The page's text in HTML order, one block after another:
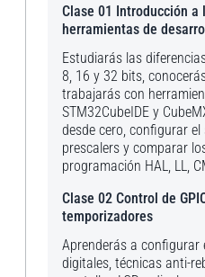
Clase 01 Introducción a
herramientas de
Estudiarás las
8, 16 y 32 bits,
trabajarás con
STM32CubeIDE y
desde cero, configurar el
prescalers y comparar
programación HAL, LL,
Clase 02 Control de
temporizadores
Aprenderás a configurar
digitales, técnicas anti-